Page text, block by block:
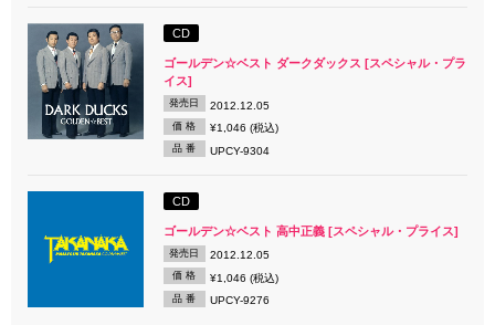
CD
ゴールデン☆ベスト ダークダックス [スペシャル・プラ
イス]
発売日 2012.12.05
価 格 ¥1,046 (税込)
品 番 UPCY-9304
CD
ゴールデン☆ベスト 高中正義 [スペシャル・プライス]
発売日 2012.12.05
価 格 ¥1,046 (税込)
品 番 UPCY-9276